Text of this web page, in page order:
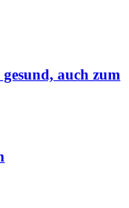
auch zum